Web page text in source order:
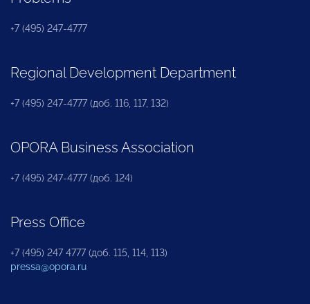
+7 (495) 247-4777
Regional Development Department
+7 (495) 247-4777 (доб. 116, 117, 132)
OPORA Business Association
+7 (495) 247-4777 (доб. 124)
Press Office
+7 (495) 247 4777 (доб. 115, 114, 113)
pressa@opora.ru